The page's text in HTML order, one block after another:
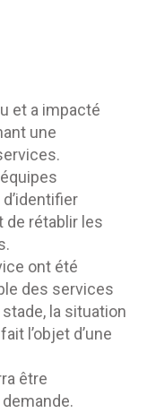
et a impacté
une
de rétablir les
ont été
des services
la situation
l’objet d’une
être